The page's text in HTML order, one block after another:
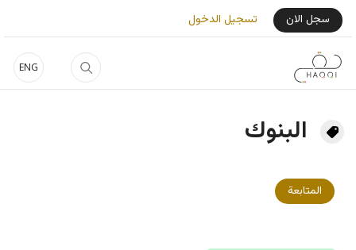
تجاوز إلى المحتوى الرئيسي
ENG
User Login Menu
سجل الان تسجيل الدخول
البنوك
المتابعة